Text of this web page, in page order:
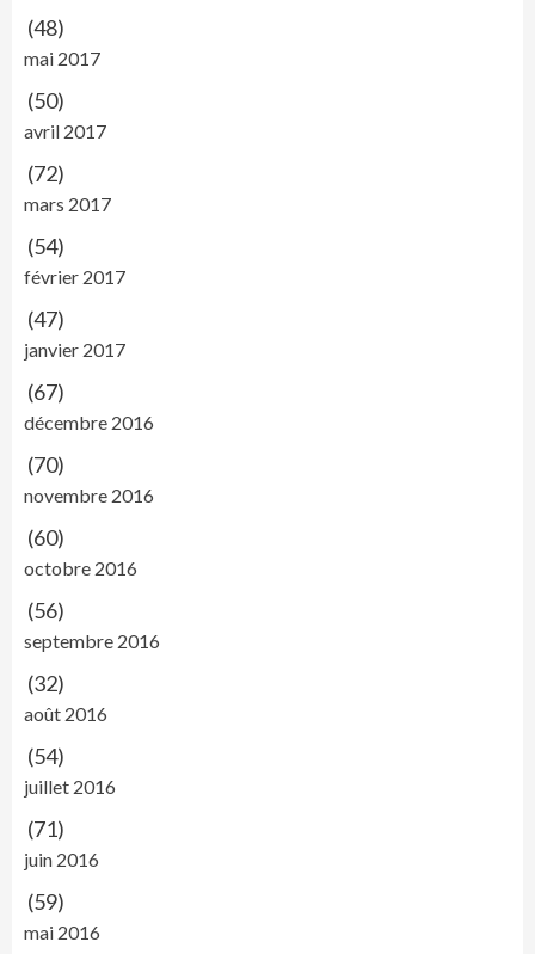
(48)
mai 2017
(50)
avril 2017
(72)
mars 2017
(54)
février 2017
(47)
janvier 2017
(67)
décembre 2016
(70)
novembre 2016
(60)
octobre 2016
(56)
septembre 2016
(32)
août 2016
(54)
juillet 2016
(71)
juin 2016
(59)
mai 2016